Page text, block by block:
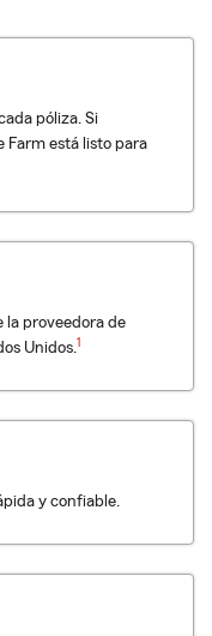
póliza. Si
Farm está listo para
la proveedora de
Unidos.1
y confiable.